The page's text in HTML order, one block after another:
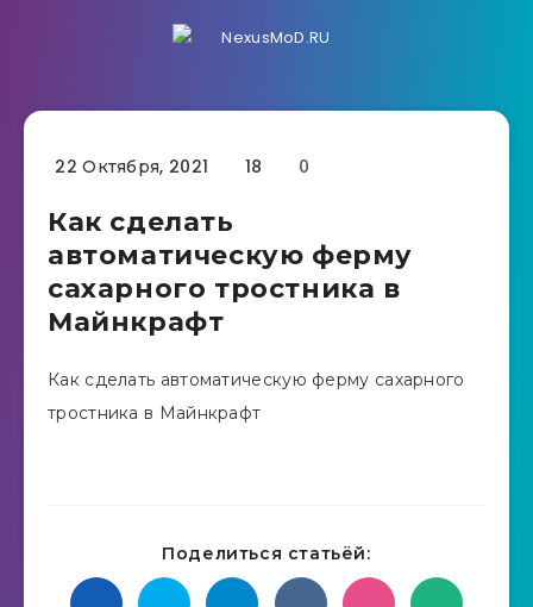
22 Октября, 2021 18 0
Как сделать
автоматическую ферму
сахарного тростника в
Майнкрафт
Как сделать автоматическую ферму сахарного
тростника в Майнкрафт
Поделиться статьёй: